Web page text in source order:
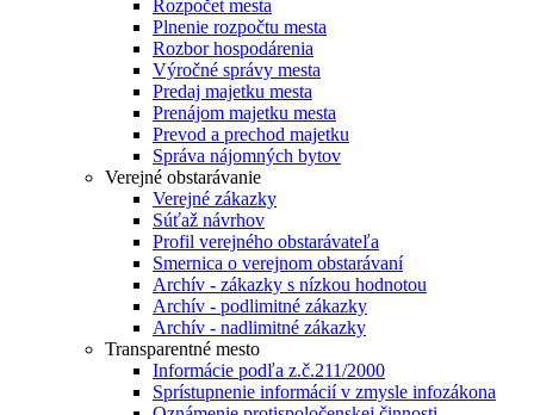
Rozpočet mesta
Plnenie rozpočtu mesta
Rozbor hospodárenia
Výročné správy mesta
Predaj majetku mesta
Prenájom majetku mesta
Prevod a prechod majetku
Správa nájomných bytov
Verejné obstarávanie
Verejné zákazky
Súťaž návrhov
Profil verejného obstarávateľa
Smernica o verejnom obstarávaní
Archív - zákazky s nízkou hodnotou
Archív - podlimitné zákazky
Archív - nadlimitné zákazky
Transparentné mesto
Informácie podľa z.č.211/2000
Sprístupnenie informácií v zmysle infozákona